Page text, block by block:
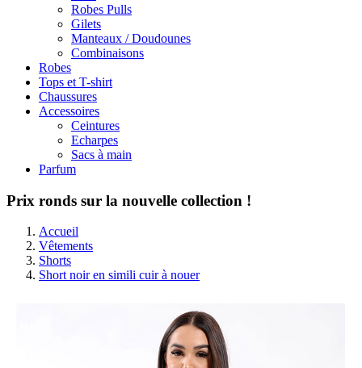
Robes Pulls
Gilets
Manteaux / Doudounes
Combinaisons
Robes
Tops et T-shirt
Chaussures
Accessoires
Ceintures
Echarpes
Sacs à main
Parfum
Prix ronds sur la nouvelle collection !
Accueil
Vêtements
Shorts
Short noir en simili cuir à nouer